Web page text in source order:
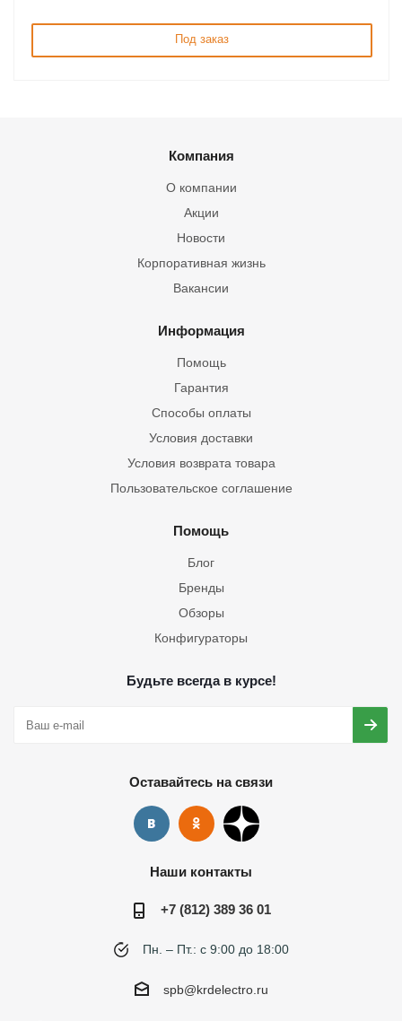
Под заказ
Компания
О компании
Акции
Новости
Корпоративная жизнь
Вакансии
Информация
Помощь
Гарантия
Способы оплаты
Условия доставки
Условия возврата товара
Пользовательское соглашение
Помощь
Блог
Бренды
Обзоры
Конфигураторы
Будьте всегда в курсе!
Оставайтесь на связи
Наши контакты
+7 (812) 389 36 01
Пн. – Пт.: с 9:00 до 18:00
spb@krdelectro.ru